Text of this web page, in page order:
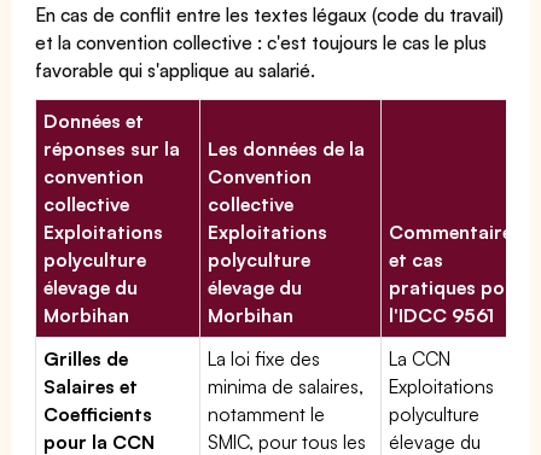
En cas de conflit entre les textes légaux (code du travail)
et la convention collective : c'est toujours le cas le plus
favorable qui s'applique au salarié.
Données et
réponses sur la
convention
collective
Exploitations
polyculture
élevage du
Morbihan
Les données de la
Convention
collective
Exploitations
polyculture
élevage du
Morbihan
Commentaires
et cas
pratiques pour
l'IDCC 9561
Grilles de
Salaires et
Coefficients
pour la CCN
La loi fixe des
minima de salaires,
notamment le
SMIC, pour tous les
La CCN
Exploitations
polyculture
élevage du